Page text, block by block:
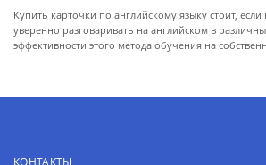
Купить карточки по английскому языку стоит,
уверенно разговаривать на английском в
эффективности этого метода обучения на
КОНТАКТЫ